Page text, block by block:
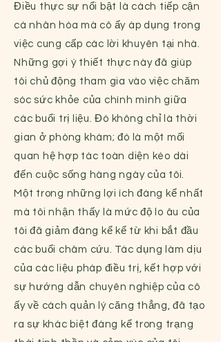
Điều thực sự nổi bật là cách tiếp cận
cá nhân hóa mà cô ấy áp dụng trong
việc cung cấp các lời khuyên tại nhà.
Những gợi ý thiết thực này đã giúp
tôi chủ động tham gia vào việc chăm
sóc sức khỏe của chính mình giữa
các buổi trị liệu. Đó không chỉ là thời
gian ở phòng khám; đó là một mối
quan hệ hợp tác toàn diện kéo dài
đến cuộc sống hàng ngày của tôi.
Một trong những lợi ích đáng kể nhất
mà tôi nhận thấy là mức độ lo âu của
tôi đã giảm đáng kể kể từ khi bắt đầu
các buổi châm cứu. Tác dụng làm dịu
của các liệu pháp điều trị, kết hợp với
sự hướng dẫn chuyên nghiệp của cô
ấy về cách quản lý căng thẳng, đã tạo
ra sự khác biệt đáng kể trong trạng